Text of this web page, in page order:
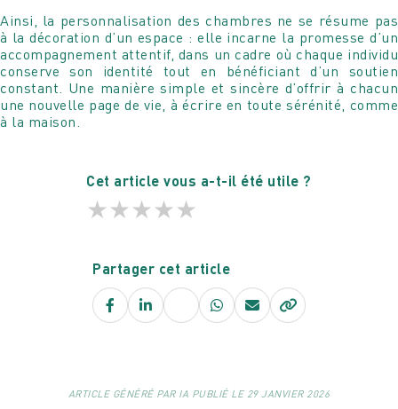
Ainsi, la personnalisation des chambres ne se résume pas
à la décoration d’un espace : elle incarne la promesse d’un
accompagnement attentif, dans un cadre où chaque individu
conserve son identité tout en bénéficiant d’un soutien
constant. Une manière simple et sincère d’offrir à chacun
une nouvelle page de vie, à écrire en toute sérénité, comme
à la maison.
Cet article vous a-t-il été utile ?
★★★★★
Partager cet article
FacebookLinkedIn WhatsApp
E-
ARTICLE GÉNÉRÉ PAR IA PUBLIÉ LE 29 JANVIER 2026